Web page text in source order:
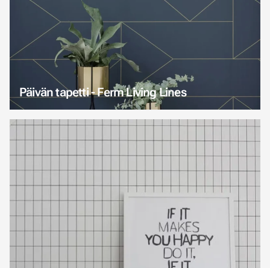
Päivän tapetti - Ferm Living Lines